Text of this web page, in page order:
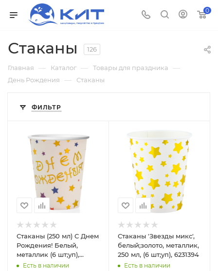
0
Стаканы 126
Главная — Каталог — Товары для праздника —
День Рождения — Стаканы
ФИЛЬТР
Стаканы (250 мл) С Днем
Рождения! Белый,
металлик (6 шт;уп),
690045
Есть в наличии
Стаканы 'Звезды микс',
белый;золото, металлик,
250 мл, (6 шт;уп), 6231394
Есть в наличии